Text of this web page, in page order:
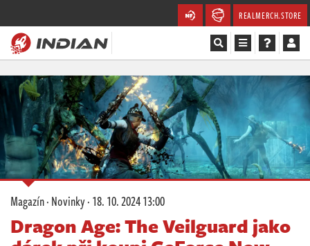
REALMERCH.STORE
Magazín
Recenze
Videa
Soutěže
Databáze
Magazín·Novinky·18. 10. 2024 13:00
Dragon Age: The Veilguard jako